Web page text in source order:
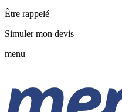
Être rappelé
Simuler mon devis
menu